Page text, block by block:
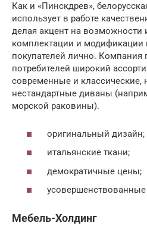
Как и «Пинскдрев»,
использует в работе
делая акцент на возможности
комплектации и
покупателей лично. Компания
потребителей широкий
современные и классические,
нестандартные диваны
морской раковины).
оригинальный дизайн;
итальянские ткани;
демократичные цены;
Мебель-Холдинг